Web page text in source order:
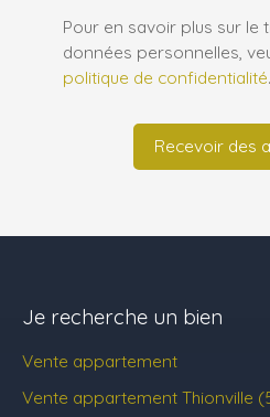
Pour en savoir plus sur le
données personnelles,
politique de confidentialité.
Recevoir des
Je recherche un bien
Vente appartement
Vente appartement Thionville